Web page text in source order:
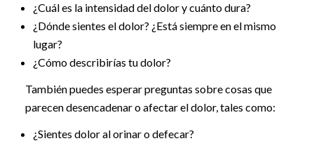
¿Cuál es la intensidad del dolor y cuánto dura?
¿Dónde sientes el dolor? ¿Está siempre en el mismo
lugar?
¿Cómo describirías tu dolor?
También puedes esperar preguntas sobre cosas que
parecen desencadenar o afectar el dolor, tales como:
¿Sientes dolor al orinar o defecar?